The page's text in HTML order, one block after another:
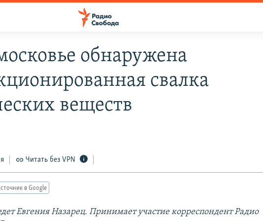
обнаружена
свалка
веществ
Читать без VPN
в Google
Евгения Назарец. Принимает участие корреспондент Радио